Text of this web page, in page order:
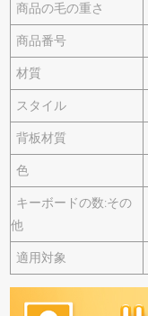
商品の毛の重さ
商品番号
材質
スタイル
背板材質
色
キーボードの数:その
他
適用対象